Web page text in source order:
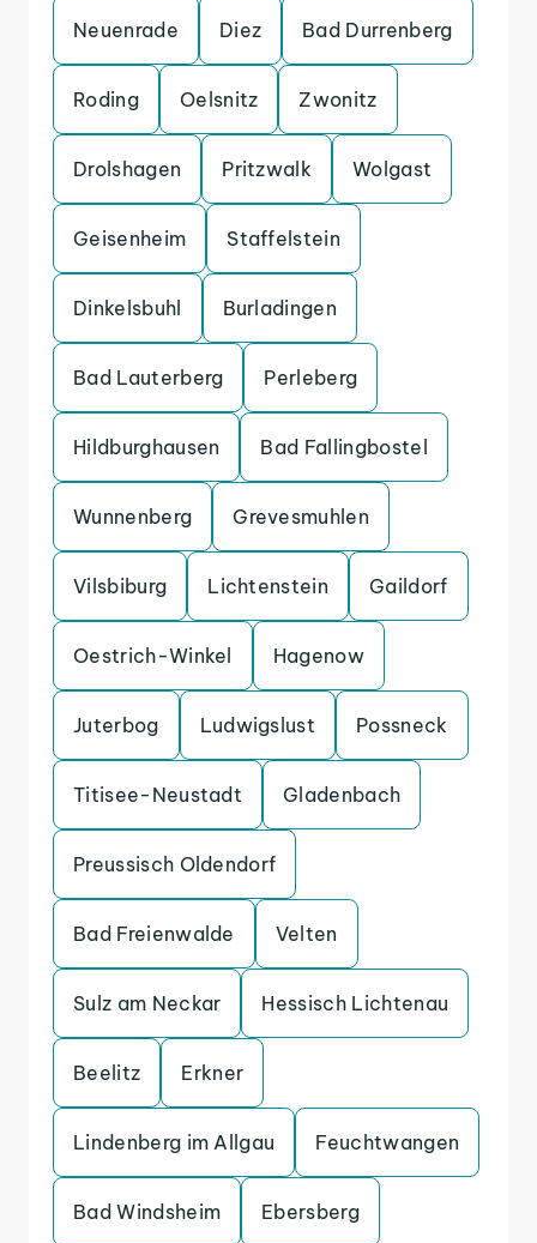
Neuenrade Diez Bad Durrenberg
Roding Oelsnitz Zwonitz
Drolshagen Pritzwalk Wolgast
Geisenheim Staffelstein
Dinkelsbuhl Burladingen
Bad Lauterberg Perleberg
Hildburghausen Bad Fallingbostel
Wunnenberg Grevesmuhlen
Vilsbiburg Lichtenstein Gaildorf
Oestrich-Winkel Hagenow
Juterbog Ludwigslust Possneck
Titisee-Neustadt Gladenbach
Preussisch Oldendorf
Bad Freienwalde Velten
Sulz am Neckar Hessisch Lichtenau
Beelitz Erkner
Lindenberg im Allgau Feuchtwangen
Bad Windsheim Ebersberg